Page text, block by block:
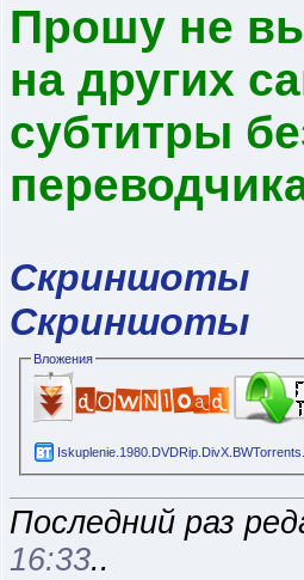
Прошу не
на других
субтитры
Скриншоты
Скриншоты
Вложения
Последний раз
16:33..